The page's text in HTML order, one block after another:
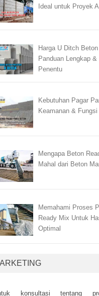
Ideal untuk Proyek
Harga U Ditch
Panduan Lengkap &
Penentu
Kebutuhan Pagar
Keamanan &
Mengapa Beton
Mahal dari Beton
Memahami Proses
Ready Mix Untuk
Optimal
kоnsultаsі tеntаng